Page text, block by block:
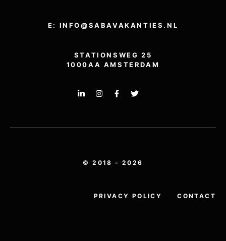
E: INFO@SABAVAKANTIES.NL
STATIONSWEG 25
1000AA AMSTERDAM
© 2018 - 2026
PRIVACY POLICY CONTACT